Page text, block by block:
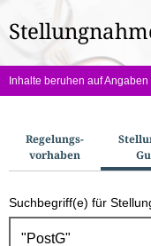
hier:
Inhalte beruhen auf Angaben
u
c
h
Regelungs­
vorhaben
Suchbegriff(e) für